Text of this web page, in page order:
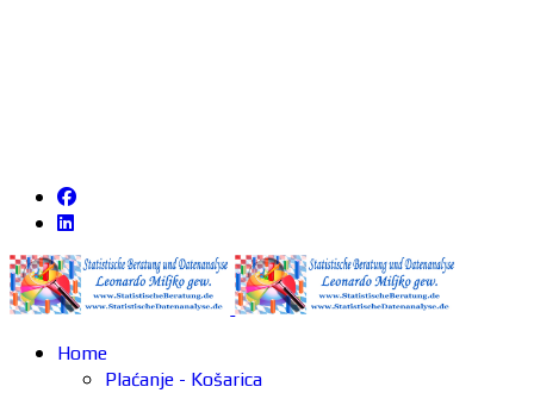
Home
Plaćanje - Košarica